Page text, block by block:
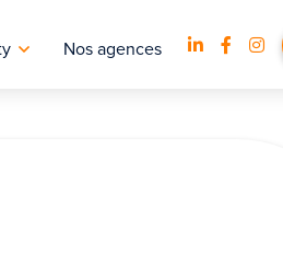
Nos agences